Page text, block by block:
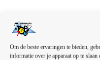
Om de beste ervaringen te bieden,
informatie over je apparaat op te
ons prachtige
zeggen: “Doen!!” We